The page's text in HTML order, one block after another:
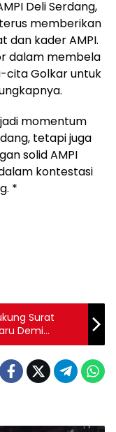
Deli Serdang,
memberikan
dan kader AMPI.
dalam membela
cita Golkar untuk
momentum
tetapi juga
solid AMPI
kontestasi
*
Surat
Demi